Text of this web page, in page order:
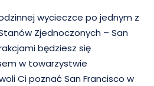
wycieczce po jednym z
Zjednoczonych – San
będziesz się
w towarzystwie
Ci poznać San Francisco w